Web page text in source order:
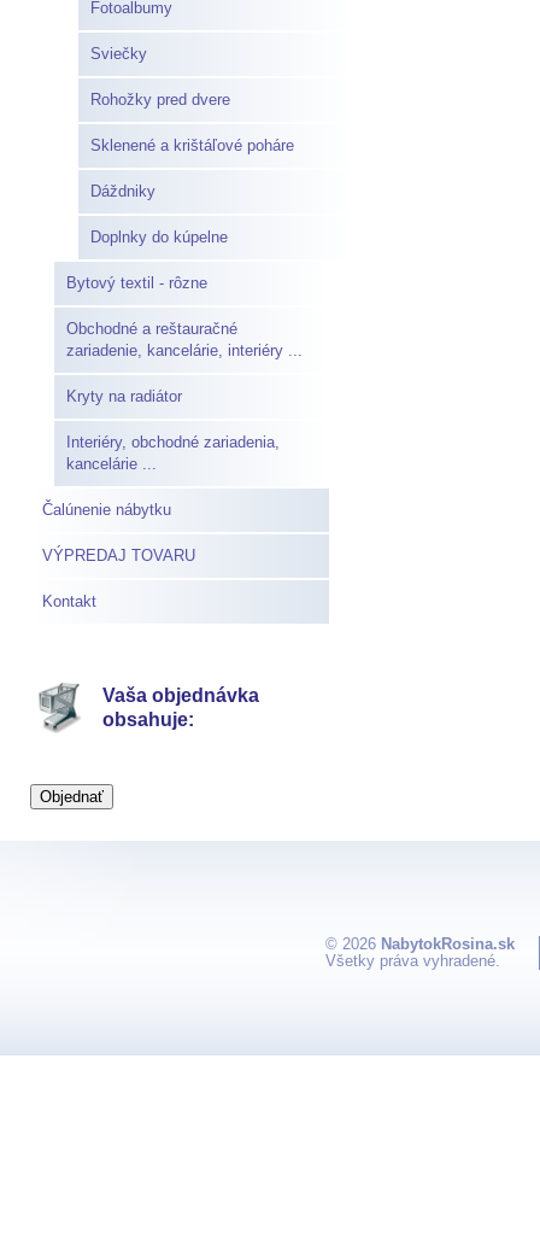
Fotoalbumy
Sviečky
Rohožky pred dvere
Sklenené a krištáľové poháre
Dáždniky
Doplnky do kúpelne
Bytový textil - rôzne
Obchodné a reštauračné
zariadenie, kancelárie, interiéry ...
Kryty na radiátor
Interiéry, obchodné zariadenia,
kancelárie ...
Čalúnenie nábytku
VÝPREDAJ TOVARU
Kontakt
Vaša objednávka
obsahuje:
© 2026 NabytokRosina.sk
Všetky práva vyhradené.